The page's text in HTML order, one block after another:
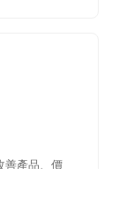
善產品、價